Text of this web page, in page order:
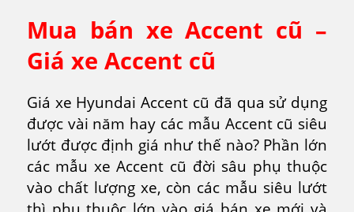
Mua bán xe Accent cũ –
Giá xe Accent cũ
Giá xe Hyundai Accent cũ đã qua sử dụng
được vài năm hay các mẫu Accent cũ siêu
lướt được định giá như thế nào? Phần lớn
các mẫu xe Accent cũ đời sâu phụ thuộc
vào chất lượng xe, còn các mẫu siêu lướt